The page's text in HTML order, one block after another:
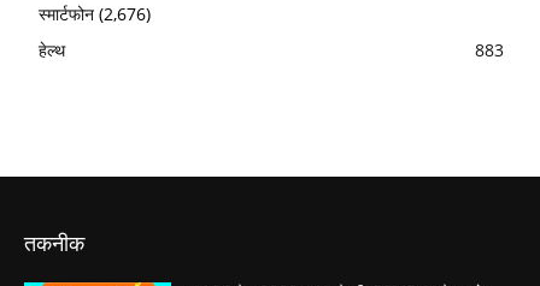
स्मार्टफोन (2,676)
हेल्थ
883
तकनीक